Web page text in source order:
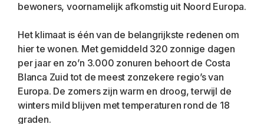
bewoners, voornamelijk afkomstig uit Noord Europa.
Het klimaat is één van de belangrijkste redenen om
hier te wonen. Met gemiddeld 320 zonnige dagen
per jaar en zo’n 3.000 zonuren behoort de Costa
Blanca Zuid tot de meest zonzekere regio’s van
Europa. De zomers zijn warm en droog, terwijl de
winters mild blijven met temperaturen rond de 18
graden.